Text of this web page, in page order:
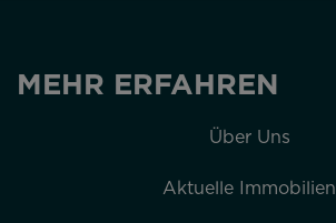
MEHR ERFAHREN
Über Uns
Aktuelle Immobilien